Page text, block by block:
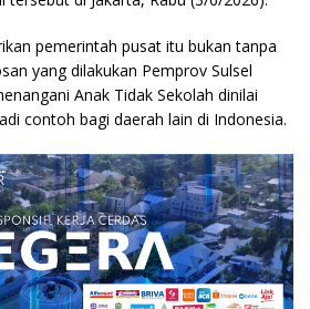
pemerintah pusat itu bukan tanpa
yang dilakukan Pemprov Sulsel
Anak Tidak Sekolah dinilai
contoh bagi daerah lain di Indonesia.